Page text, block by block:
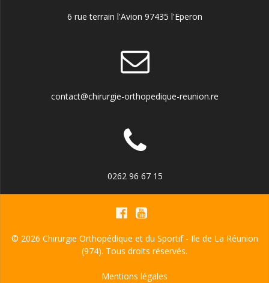
6 rue terrain l'Avion 97435 l'Eperon
contact@chirurgie-orthopedique-reunion.re
0262 96 67 15
© 2026 Chirurgie Orthopédique et du Sportif - Ile de La Réunion
(974). Tous droits réservés.
Mentions légales